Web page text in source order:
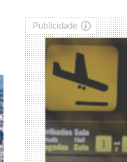
Publicidade